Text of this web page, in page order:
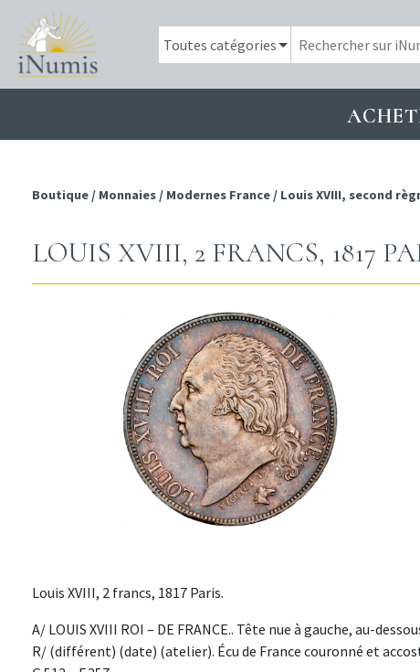
Boutique / Monnaies / Modernes France / Louis XVIII, second
LOUIS XVIII, 2 FRANCS, 1817
Louis XVIII, 2 francs, 1817 Paris.
A/ LOUIS XVIII ROI – DE FRANCE.. Tête nue à gauche, au-
R/ (différent) (date) (atelier). Écu de France couronné et